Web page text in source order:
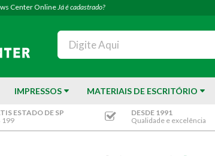
Center OnlineJá é cadastrado?
IMPRESSOS MATERIAIS DE ESCRITÓRIO
ESTADO DE SP
199
DESDE 1991
Qualidade e excelência